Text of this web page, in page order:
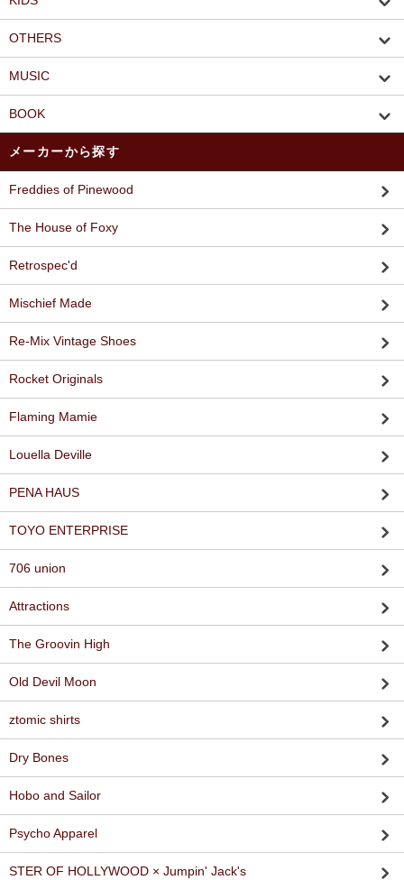
OTHERS
MUSIC
BOOK
メーカーから探す
Freddies of Pinewood
The House of Foxy
Retrospec'd
Mischief Made
Re-Mix Vintage Shoes
Rocket Originals
Flaming Mamie
Louella Deville
PENA HAUS
TOYO ENTERPRISE
706 union
Attractions
The Groovin High
Old Devil Moon
ztomic shirts
Dry Bones
Hobo and Sailor
Psycho Apparel
STER OF HOLLYWOOD × Jumpin' Jack's